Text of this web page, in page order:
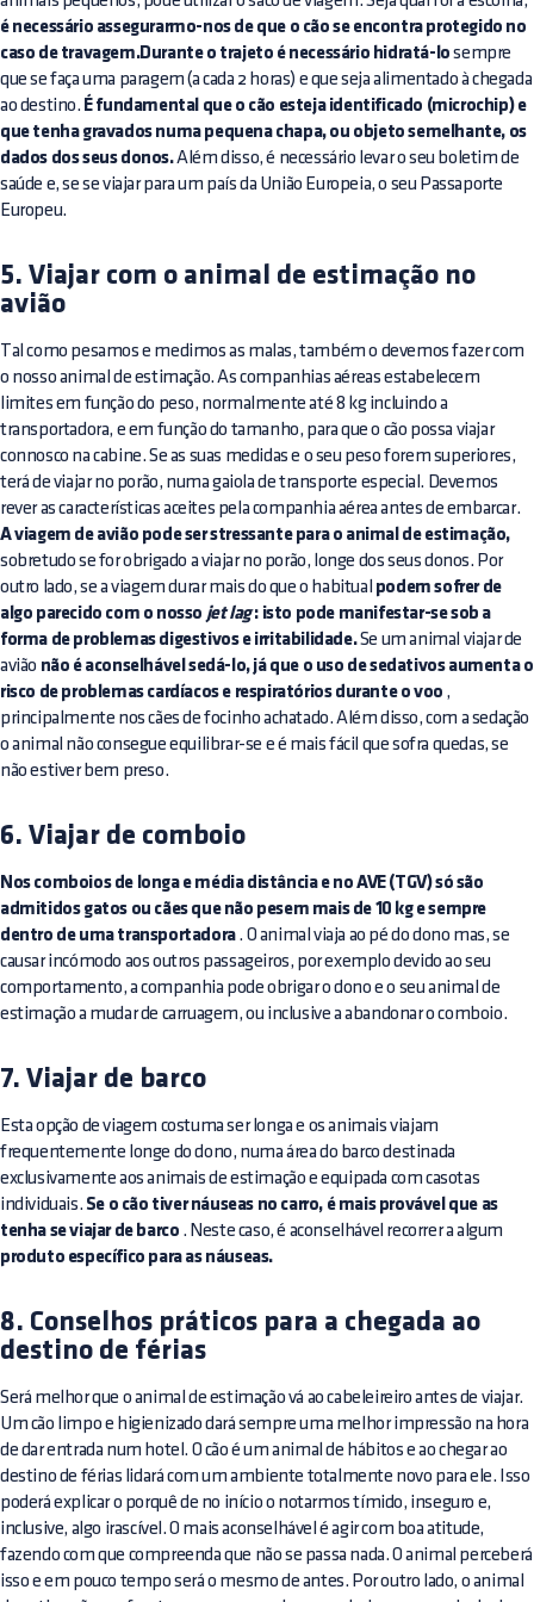
é necessário assegurarmo-nos de que o cão se encontra protegido no
caso de travagem.Durante o trajeto é necessário hidratá-lo sempre
que se faça uma paragem (a cada 2 horas) e que seja alimentado à chegada
ao destino. É fundamental que o cão esteja identificado (microchip) e
que tenha gravados numa pequena chapa, ou objeto semelhante, os
dados dos seus donos.Além disso, é necessário levar o seu boletim de
saúde e, se se viajar para um país da União Europeia, o seu Passaporte
Europeu.
5. Viajar com o animal de estimação no
avião
Tal como pesamos e medimos as malas, também o devemos fazer com
o nosso animal de estimação. As companhias aéreas estabelecem
limites em função do peso, normalmente até 8 kg incluindo a
transportadora, e em função do tamanho, para que o cão possa viajar
connosco na cabine. Se as suas medidas e o seu peso forem superiores,
terá de viajar no porão, numa gaiola de transporte especial. Devemos
rever as características aceites pela companhia aérea antes de embarcar.
A viagem de avião pode ser stressante para o animal de estimação,
sobretudo se for obrigado a viajar no porão, longe dos seus donos. Por
outro lado, se a viagem durar mais do que o habitual podem sofrer de
algo parecido com o nosso jet lag: isto pode manifestar-se sob a
forma de problemas digestivos e irritabilidade.Se um animal viajar de
avião não é aconselhável sedá-lo, já que o uso de sedativos aumenta o
risco de problemas cardíacos e respiratórios durante o voo ,
principalmente nos cães de focinho achatado. Além disso, com a sedação
o animal não consegue equilibrar-se e é mais fácil que sofra quedas, se
não estiver bem preso.
6. Viajar de comboio
Nos comboios de longa e média distância e no AVE (TGV) só são
admitidos gatos ou cães que não pesem mais de 10 kg e sempre
dentro de uma transportadora. O animal viaja ao pé do dono mas, se
causar incómodo aos outros passageiros, por exemplo devido ao seu
comportamento, a companhia pode obrigar o dono e o seu animal de
estimação a mudar de carruagem, ou inclusive a abandonar o comboio.
7. Viajar de barco
Esta opção de viagem costuma ser longa e os animais viajam
frequentemente longe do dono, numa área do barco destinada
exclusivamente aos animais de estimação e equipada com casotas
individuais. Se o cão tiver náuseas no carro, é mais provável que as
tenha se viajar de barco . Neste caso, é aconselhável recorrer a algum
produto específico para as náuseas.
8. Conselhos práticos para a chegada ao
destino de férias
Será melhor que o animal de estimação vá ao cabeleireiro antes de viajar.
Um cão limpo e higienizado dará sempre uma melhor impressão na hora
de dar entrada num hotel. O cão é um animal de hábitos e ao chegar ao
destino de férias lidará com um ambiente totalmente novo para ele. Isso
poderá explicar o porquê de no início o notarmos tímido, inseguro e,
inclusive, algo irascível. O mais aconselhável é agir com boa atitude,
fazendo com que compreenda que não se passa nada. O animal perceberá
isso e em pouco tempo será o mesmo de antes. Por outro lado, o animal